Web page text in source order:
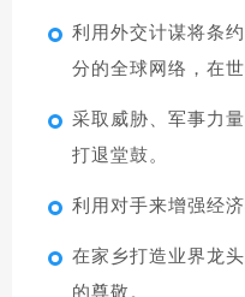
利用外交计谋将条
分的全球网络，在
采取威胁、军事力
打退堂鼓。
利用对手来增强经济
在家乡打造业界龙
的尊敬。